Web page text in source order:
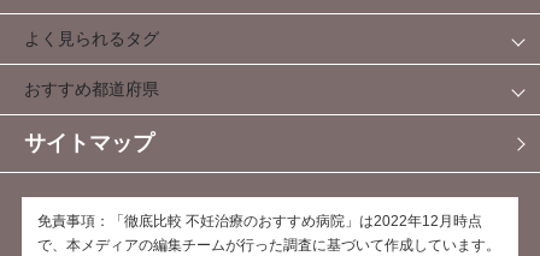
よく見られるタグ
おすすめ都道府県
サイトマップ
免責事項：「徹底比較 不妊治療のおすすめ病院」は2022年12月時点
で、本メディアの編集チームが行った調査に基づいて作成しています。